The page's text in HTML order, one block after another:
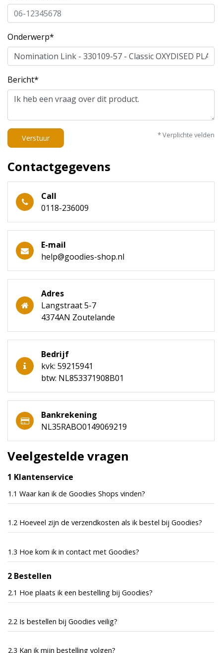
Onderwerp*
Bericht*
Verstuur * Verplichte velden
Contactgegevens
Call
0118-236009
E-mail
help@goodies-shop.nl
Adres
Langstraat 5-7
4374AN Zoutelande
Bedrijf
kvk: 59215941
btw: NL853371908B01
Bankrekening
NL35RABO0149069219
Veelgestelde vragen
1 Klantenservice
1.1 Waar kan ik de Goodies Shops vinden?
1.2 Hoeveel zijn de verzendkosten als ik bestel bij Goodies?
1.3 Hoe kom ik in contact met Goodies?
2 Bestellen
2.1 Hoe plaats ik een bestelling bij Goodies?
2.2 Is bestellen bij Goodies veilig?
2.3 Kan ik mijn bestelling volgen?